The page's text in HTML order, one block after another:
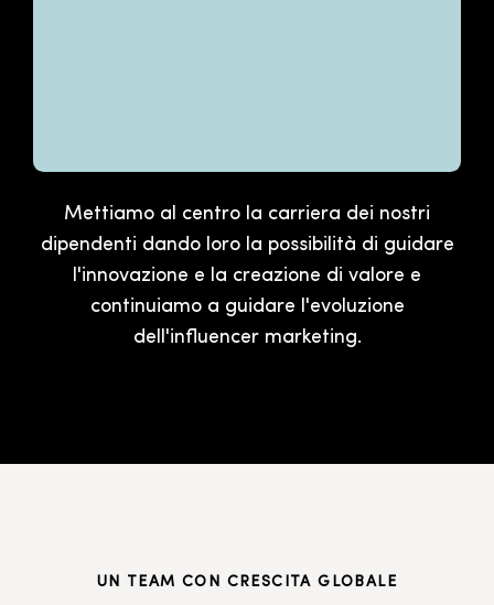
Mettiamo al centro la carriera dei nostri
dipendenti dando loro la possibilità di guidare
l'innovazione e la creazione di valore e
continuiamo a guidare l'evoluzione
dell'influencer marketing.
UN TEAM CON CRESCITA GLOBALE